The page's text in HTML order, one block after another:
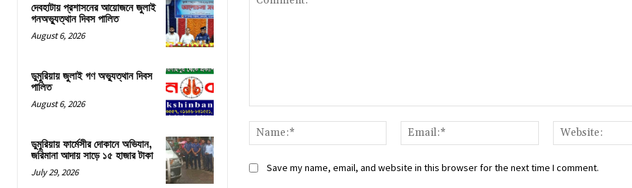
দেবহাটায় প্রশাসনের আয়োজনে জুলাই
গনঅভ্যুত্থান দিবস পালিত
August 6, 2026
ডুমুরিয়ায় জুলাই গণ অভ্যুত্থান দিবস
পালিত
August 6, 2026
ডুমুরিয়ায় ফার্মেসীর দোকানে অভিযান,
জরিমানা আদায় সাড়ে ১৫ হাজার টাকা
July 29, 2026
Name:*
Email:*
Save my name, email, and website in this browser for the next time I comment.